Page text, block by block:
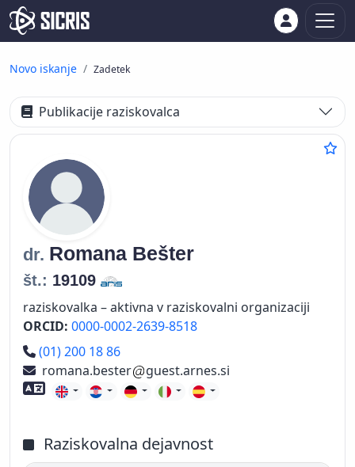
Novo iskanje Zadetek
Publikacije raziskovalca
dr. Romana Bešter
št.: 19109
raziskovalka – aktivna v raziskovalni organizaciji
ORCID: 0000-0002-2639-8518
Telefon
(01) 200 18 86
romana.bester
guest.arnes.si
Znanje tujih jezikov
Raziskovalna dejavnost